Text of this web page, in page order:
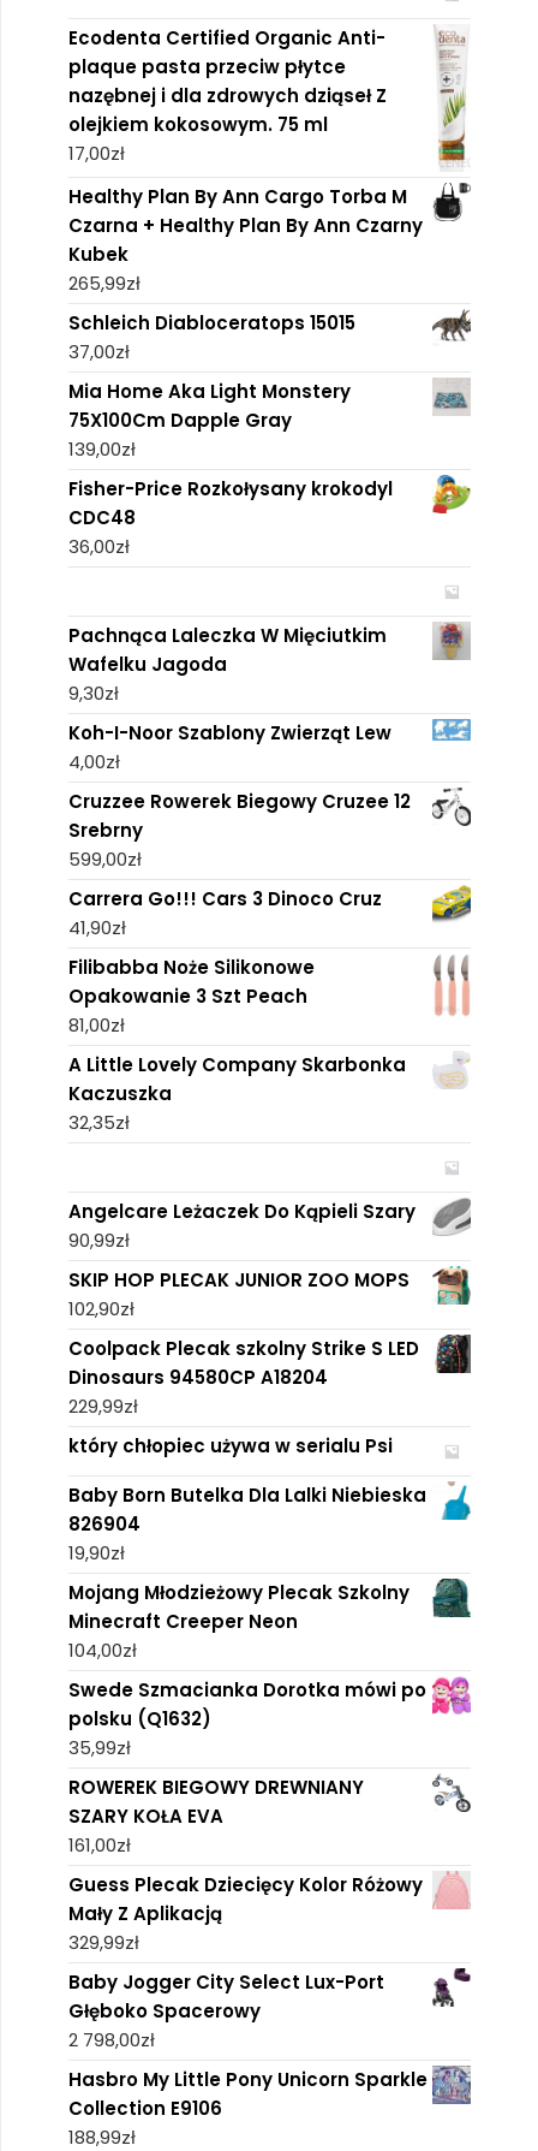
Ecodenta Certified Organic Anti-
plaque pasta przeciw płytce
nazębnej i dla zdrowych dziąseł Z
olejkiem kokosowym. 75 ml
17,00zł
Healthy Plan By Ann Cargo Torba M
Czarna + Healthy Plan By Ann Czarny
Kubek
265,99zł
Schleich Diabloceratops 15015
37,00zł
Mia Home Aka Light Monstery
75X100Cm Dapple Gray
139,00zł
Fisher-Price Rozkołysany krokodyl
CDC48
36,00zł
Pachnąca Laleczka W Mięciutkim
Wafelku Jagoda
9,30zł
Koh-I-Noor Szablony Zwierząt Lew
4,00zł
Cruzzee Rowerek Biegowy Cruzee 12
Srebrny
599,00zł
Carrera Go!!! Cars 3 Dinoco Cruz
41,90zł
Filibabba Noże Silikonowe
Opakowanie 3 Szt Peach
81,00zł
A Little Lovely Company Skarbonka
Kaczuszka
32,35zł
Angelcare Leżaczek Do Kąpieli Szary
90,99zł
SKIP HOP PLECAK JUNIOR ZOO MOPS
102,90zł
Coolpack Plecak szkolny Strike S LED
Dinosaurs 94580CP A18204
229,99zł
który chłopiec używa w serialu Psi
Baby Born Butelka Dla Lalki Niebieska
826904
19,90zł
Mojang Młodzieżowy Plecak Szkolny
Minecraft Creeper Neon
104,00zł
Swede Szmacianka Dorotka mówi po
polsku (Q1632)
35,99zł
ROWEREK BIEGOWY DREWNIANY
SZARY KOŁA EVA
161,00zł
Guess Plecak Dziecięcy Kolor Różowy
Mały Z Aplikacją
329,99zł
Baby Jogger City Select Lux-Port
Głęboko Spacerowy
2 798,00zł
Hasbro My Little Pony Unicorn Sparkle
Collection E9106
188,99zł